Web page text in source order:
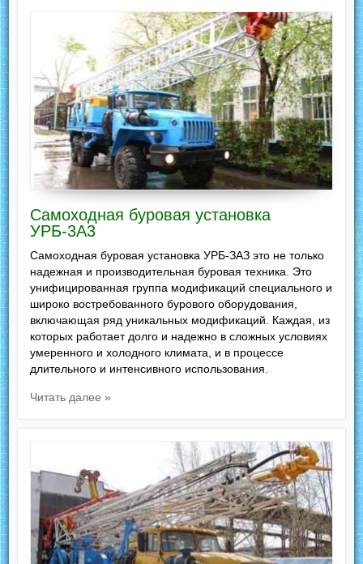
Самоходная буровая установка
УРБ-3А3
Самоходная буровая установка УРБ-ЗАЗ это не только
надежная и производительная буровая техника. Это
унифицированная группа модификаций специального и
широко востребованного бурового оборудования,
включающая ряд уникальных модификаций. Каждая, из
которых работает долго и надежно в сложных условиях
умеренного и холодного климата, и в процессе
длительного и интенсивного использования.
Читать далее »